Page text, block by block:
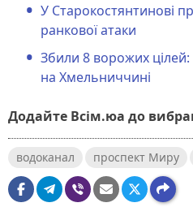
У Старокостянтинові
ранкової атаки
Збили 8 ворожих цілей:
на Хмельниччині
Додайте Всім.юа до
водоканал проспект Миру